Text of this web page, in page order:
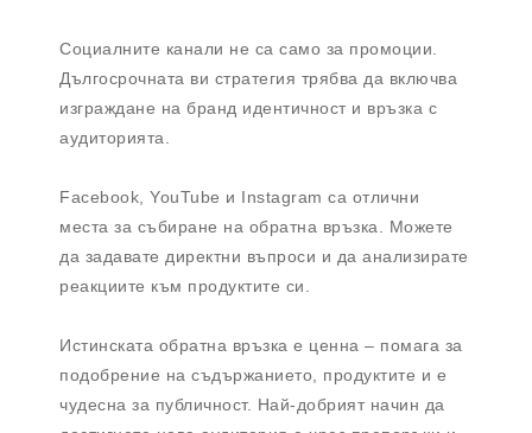
Социалните канали не са само за промоции.
Дългосрочната ви стратегия трябва да включва
изграждане на бранд идентичност и връзка с
аудиторията.
Facebook, YouTube и Instagram са отлични
места за събиране на обратна връзка. Можете
да задавате директни въпроси и да анализирате
реакциите към продуктите си.
Истинската обратна връзка е ценна – помага за
подобрение на съдържанието, продуктите и е
чудесна за публичност. Най-добрият начин да